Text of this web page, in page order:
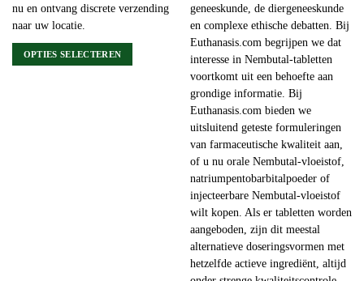
nu en ontvang discrete verzending
naar uw locatie.
OPTIES SELECTEREN
geneeskunde, de diergeneeskunde
en complexe ethische debatten. Bij
Euthanasis.com begrijpen we dat
interesse in Nembutal-tabletten
voortkomt uit een behoefte aan
grondige informatie. Bij
Euthanasis.com bieden we
uitsluitend geteste formuleringen
van farmaceutische kwaliteit aan,
of u nu orale Nembutal-vloeistof,
natriumpentobarbitalpoeder of
injecteerbare Nembutal-vloeistof
wilt kopen. Als er tabletten worden
aangeboden, zijn dit meestal
alternatieve doseringsvormen met
hetzelfde actieve ingrediënt, altijd